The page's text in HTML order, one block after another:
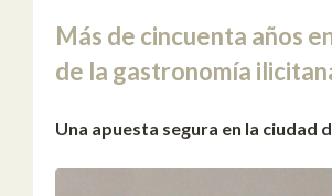
Más de cincuenta años
de la gastronomía
Una apuesta segura en la ciudad